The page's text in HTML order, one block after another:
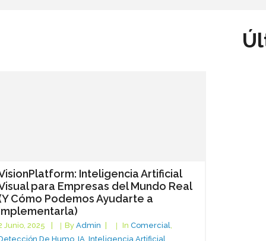
Inteligencia Artificial
para Empresas del Mundo Real
Cómo Podemos Ayudarte a
Junio, 2025 By Admin In Comercial,
De Humo IA Inteligencia Artificial